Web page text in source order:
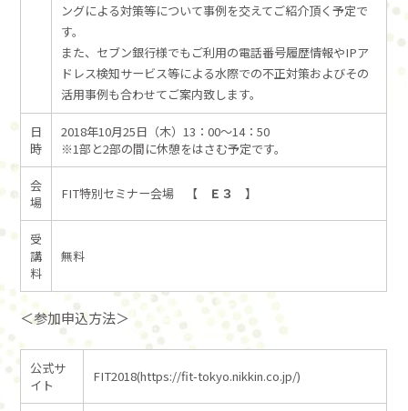
ングによる対策等について事例を交えてご紹介頂く予定で
す。
また、セブン銀行様でもご利用の電話番号履歴情報やIPア
ドレス検知サービス等による水際での不正対策およびその
活用事例も合わせてご案内致します。
日
時
2018年10月25日（木）13：00～14：50
※1部と2部の間に休憩をはさむ予定です。
会
場
FIT特別セミナー会場 【 Ｅ３ 】
受
講
料
無料
＜参加申込方法＞
公式サ
イト
FIT2018(https://fit-tokyo.nikkin.co.jp/)